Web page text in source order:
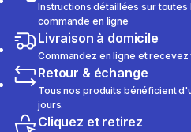
Instructions détaillées sur
commande en ligne
Livraison à domicile
Commandez en ligne et
Retour & échange
Tous nos produits bénéficient
jours.
Cliquez et retirez